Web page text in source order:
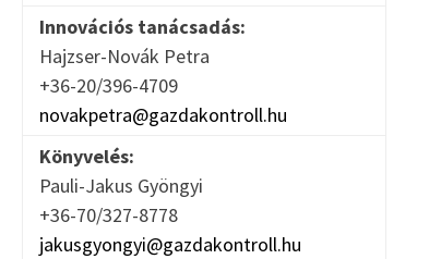
Innovációs tanácsadás:
Hajzser-Novák Petra
+36-20/396-4709
novakpetra@gazdakontroll.hu
Könyvelés:
Pauli-Jakus Gyöngyi
+36-70/327-8778
jakusgyongyi@gazdakontroll.hu